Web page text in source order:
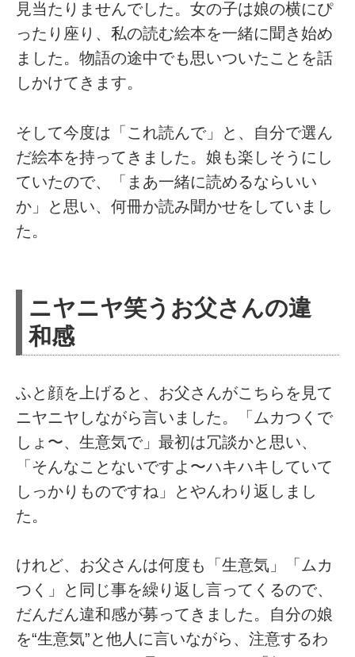
見当たりませんでした。女の子は娘の横にぴ
ったり座り、私の読む絵本を一緒に聞き始め
ました。物語の途中でも思いついたことを話
しかけてきます。
そして今度は「これ読んで」と、自分で選ん
だ絵本を持ってきました。娘も楽しそうにし
ていたので、「まあ一緒に読めるならいい
か」と思い、何冊か読み聞かせをしていまし
た。
ニヤニヤ笑うお父さんの違
和感
ふと顔を上げると、お父さんがこちらを見て
ニヤニヤしながら言いました。「ムカつくで
しょ〜、生意気で」最初は冗談かと思い、
「そんなことないですよ〜ハキハキしていて
しっかりものですね」とやんわり返しまし
た。
けれど、お父さんは何度も「生意気」「ムカ
つく」と同じ事を繰り返し言ってくるので、
だんだん違和感が募ってきました。自分の娘
を“生意気”と他人に言いながら、注意するわ